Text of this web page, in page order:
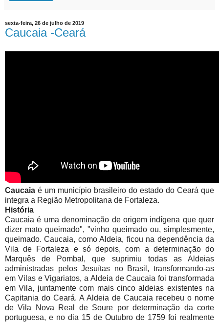
sexta-feira, 26 de julho de 2019
Caucaia -Ceará
Caucaia é um município brasileiro do estado do Ceará que
integra a Região Metropolitana de Fortaleza.
História
Caucaia é uma denominação de origem indígena que quer
dizer mato queimado", "vinho queimado ou, simplesmente,
queimado. Caucaia, como Aldeia, ficou na dependência da
Vila de Fortaleza e só depois, com a determinação do
Marquês de Pombal, que suprimiu todas as Aldeias
administradas pelos Jesuítas no Brasil, transformando-as
em Vilas e Vigariatos, a Aldeia de Caucaia foi transformada
em Vila, juntamente com mais cinco aldeias existentes na
Capitania do Ceará. A Aldeia de Caucaia recebeu o nome
de Vila Nova Real de Soure por determinação da corte
portuguesa, e no dia 15 de Outubro de 1759 foi realmente